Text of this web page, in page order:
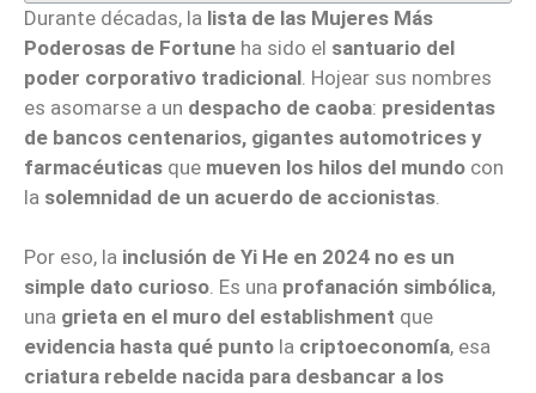
Durante décadas, la lista de las Mujeres Más
Poderosas de Fortune ha sido el santuario del
poder corporativo tradicional . Hojear sus nombres
es asomarse a un despacho de caoba: presidentas
de bancos centenarios, gigantes automotrices y
farmacéuticas que mueven los hilos del mundo con
la solemnidad de un acuerdo de accionistas
Por eso, la inclusión de Yi He en 2024 no es un
simple dato curioso. Es una profanación simbólica,
una grieta en el muro del establishment que
evidencia hasta qué punto la criptoeconomía, esa
criatura rebelde nacida para desbancar a los